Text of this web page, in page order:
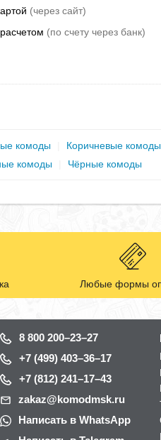
(через сайт)
(по счету через банк)
комоды Коричневые комоды
комоды Чёрные комоды
Любые формы
8 800 200–23–27
+7 (499) 403–36–17
+7 (812) 241–17–43
zakaz@komodmsk.ru
Написать в WhatsApp